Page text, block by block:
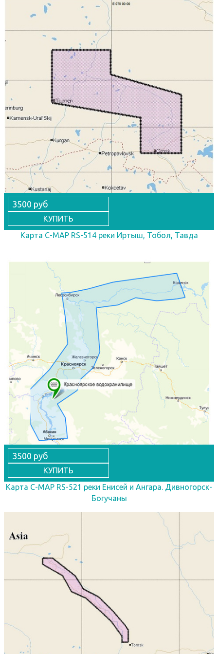
3500 руб
КУПИТЬ
Карта C-MAP RS-514 реки Иртыш, Тобол, Тавда
3500 руб
КУПИТЬ
Карта C-MAP RS-521 реки Енисей и Ангара. Дивногорск-
Богучаны